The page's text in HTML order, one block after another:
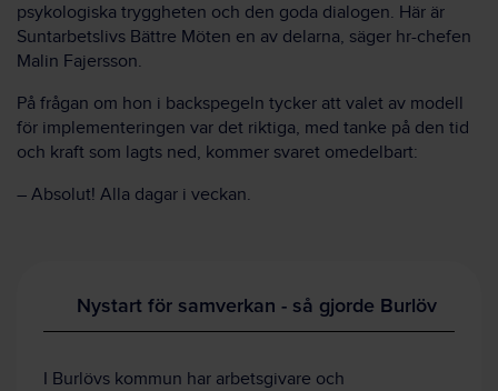
psykologiska tryggheten och den goda dialogen. Här är
Suntarbetslivs Bättre Möten en av delarna, säger hr-chefen
Malin Fajersson.
På frågan om hon i backspegeln tycker att valet av modell
för implementeringen var det riktiga, med tanke på den tid
och kraft som lagts ned, kommer svaret omedelbart:
– Absolut! Alla dagar i veckan.
Nystart för samverkan - så gjorde Burlöv
I Burlövs kommun har arbetsgivare och